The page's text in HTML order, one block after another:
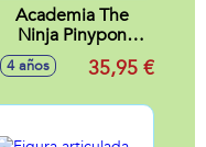
Academia The
Ninja Pinypon
Action. Incluye
figura exclusiva y
4 años 35,95 €